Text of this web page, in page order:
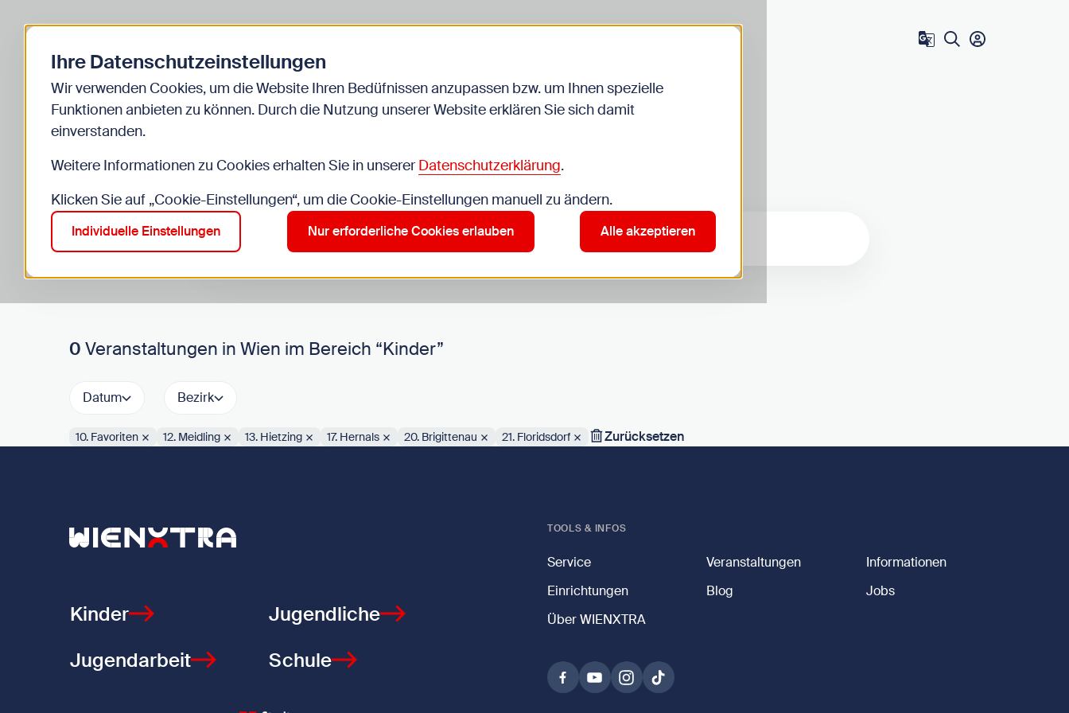
Zum Benutzer
Start Kinder Veranstaltungen
Veranstaltungen
Suche im Bereich “Kinder”
Suchen
0 Veranstaltungen in Wien im Bereich “Kinder”
Datum Bezirk
Aktive Filter:
10. Favoriten 12. Meidling 13. Hietzing 17. Hernals 20. Brigittenau 21. Floridsdorf Zurücksetzen
Zurück zur Startseite
Kinder
Jugendliche
Jugendarbeit
Schule
TOOLS & INFOS
Service Veranstaltungen
Informationen
Einrichtungen
Blog
Jobs
Über WIENXTRA
Ihre Datenschutzeinstellungen
Wir verwenden Cookies, um die Website Ihren Bedüfnissen anzupassen bzw. um Ihnen spezielle
Funktionen anbieten zu können. Durch die Nutzung unserer Website erklären Sie sich damit
einverstanden.
Weitere Informationen zu Cookies erhalten Sie in unsererDatenschutzerklärung.
Klicken Sie auf „Cookie-Einstellungen“, um die Cookie-Einstellungen manuell zu ändern.
Individuelle Einstellungen Nur erforderliche Cookies erlauben Alle akzeptieren